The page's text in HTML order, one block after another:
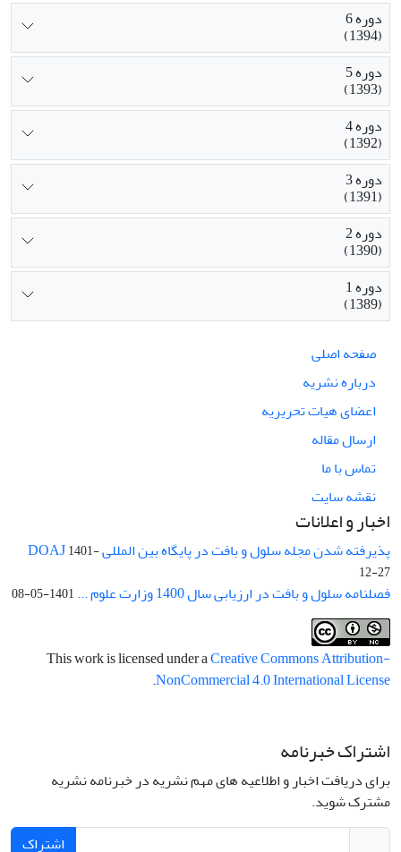
دوره 6
(1394)
دوره 5
(1393)
دوره 4
(1392)
دوره 3
(1391)
دوره 2
(1390)
دوره 1
(1389)
صفحه اصلی
درباره نشریه
اعضای هیات تحریریه
ارسال مقاله
تماس با ما
نقشه سایت
اخبار و اعلانات
پذیرفته شدن مجله سلول و بافت در پایگاه بین المللی DOAJ1401-
12-27
فصلنامه سلول و بافت در ارزیابی سال 1400 وزارت علوم ... 1401-05-08
This work is licensed under aCreative Commons Attribution-
NonCommercial 4.0 International License
.
اشتراک خبرنامه
برای دریافت اخبار و اطلاعیه های مهم نشریه در خبرنامه نشریه
مشترک شوید.
اشتراک